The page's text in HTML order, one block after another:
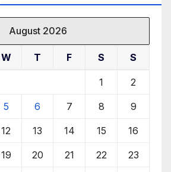
August 2026
W T F S S
1 2
5 6 7 8 9
12 13 14 15 16
19 20 21 22 23